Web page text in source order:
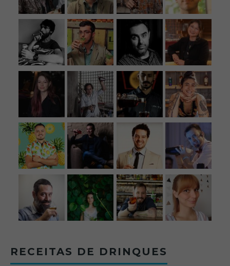
RECEITAS DE DRINQUES